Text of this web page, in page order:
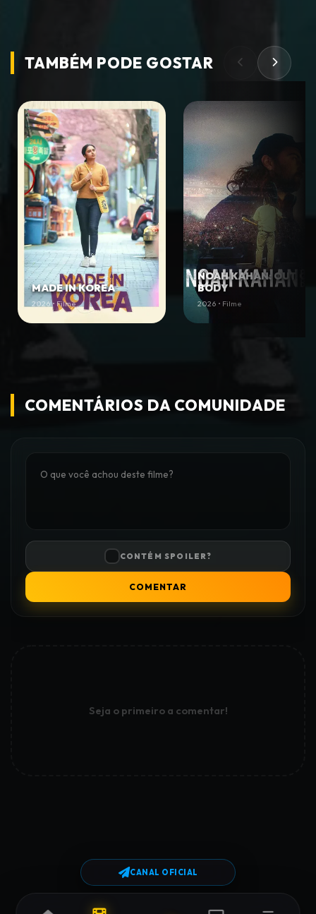
TAMBÉM PODE GOSTAR
MADE IN KOREA
2026 • Filme
NOAH KAHAN: OUT OF
BODY
2026 • Filme
COMENTÁRIOS DA COMUNIDADE
CONTÉM SPOILER?
COMENTAR
Seja o primeiro a comentar!
CANAL OFICIAL